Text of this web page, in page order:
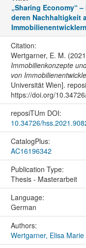
„Sharing Economy“
deren Nachhaltigkeit
Immobilienentwicklern
Citation:
Wertgarner, E. M.
Immobilienkonzepte
von
Universität Wien].
https://doi.org/
reposiTUm DOI:
10.34726/
CatalogPlus:
AC16196342
Publication Type:
Thesis - Masterarbeit
Language:
German
Authors:
Wertgarner, Elisa Marie